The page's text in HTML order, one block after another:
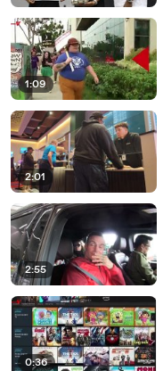
1:09
2:01
2:55
0:36